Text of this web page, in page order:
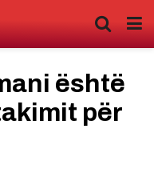
është
për